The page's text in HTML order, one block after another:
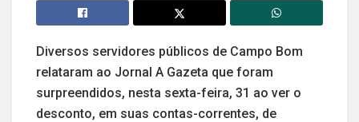
Diversos servidores públicos de Campo Bom
relataram ao Jornal A Gazeta que foram
surpreendidos, nesta sexta-feira, 31 ao ver o
desconto, em suas contas-correntes, de